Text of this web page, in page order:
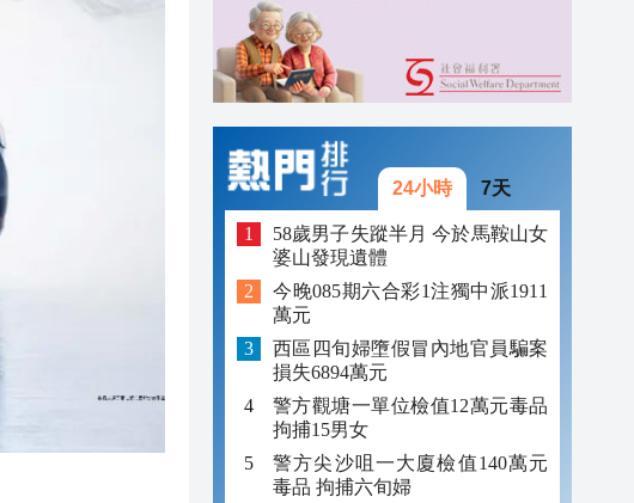
24小時 7天
58歲男子失蹤半月 今於馬鞍山女
婆山發現遺體
今晚085期六合彩1注獨中派1911
萬元
西區四旬婦墮假冒內地官員騙案
損失6894萬元
警方觀塘一單位檢值12萬元毒品
拘捕15男女
警方尖沙咀一大廈檢值140萬元
毒品 拘捕六旬婦